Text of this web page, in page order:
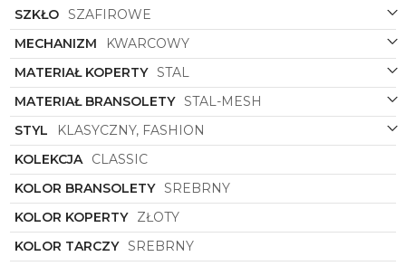
zachwyca swoją prostotą i elegancją, będąc
jednocześnie niezwykle nowoczesnym dodatkiem.
Bransoleta meshowa wykonana ze stali, w kolorze
srebrnym, nadaje zegarkowi niepowtarzalnego
charakteru. Połączenie z kolorową kopertą w
odcieniu złota sprawia, że ten model zegarka
zyskuje wyjątkowy urok i staje się obiektem
pożądania każdej kobiety.
Koperta w kształcie okrągłym sprawia, że zegarek
doskonale leży na nadgarstku, jest wygodny w
noszeniu i niezwykle stylowy. Kolor tarczy w
odcieniu srebrnym doskonale komponuje się z
resztą zegarka, nadając mu eleganckiego i
stylowego wykończenia.
SZKŁO SZAFIROWE
MECHANIZM
KWARCOWY
MATERIAŁ KOPERTY STAL
MATERIAŁ BRANSOLETY STAL-MESH
STYL
KLASYCZNY, FASHION
KOLEKCJA CLASSIC
KOLOR BRANSOLETY SREBRNY
KOLOR KOPERTY ZŁOTY
KOLOR TARCZY SREBRNY